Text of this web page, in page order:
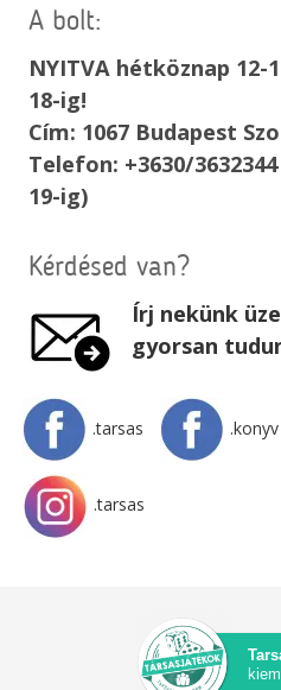
A bolt:
NYITVA hétköznap
18-ig!
Cím: 1067 Budapest
Telefon: +3630/
19-ig)
Kérdésed van?
Írj nekünk
gyorsan
.tarsas .konyv
.tarsas